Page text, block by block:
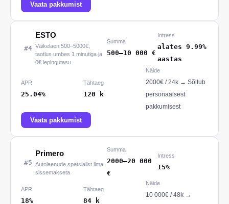
Vaata pakkumist
#4
ESTO
Väikelaen 500–5000€,
taotlus umbes 1 minutiga ja
0€ lepingutasu
Summa
500–10 000 €
Intress
alates 9.99%
aastas
APR
25.04%
Tähtaeg
120 k
Näide
2000€ /24k → Sõltub
personaalsest
pakkumisest
Vaata pakkumist
#5
Primero
Autolaenude spetsialist ilma
sissemakseta
Summa
2000–20 000
€
Intress
15%
APR
18%
Tähtaeg
84 k
Näide
10 000€ /48 k →